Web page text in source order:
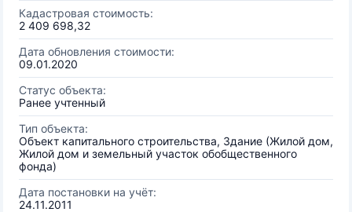
Кадастровая стоимость:
2 409 698,32
Дата обновления стоимости:
09.01.2020
Статус объекта:
Ранее учтенный
Тип объекта:
Объект капитального строительства, Здание (Жилой дом,
Жилой дом и земельный участок обобщественного
фонда)
Дата постановки на учёт:
24.11.2011